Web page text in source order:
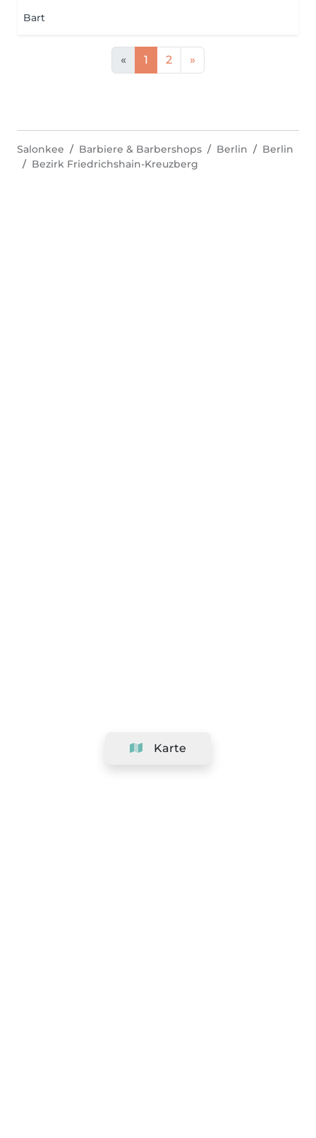
Bart
« 1 2 »
Karte
Salonkee Barbiere & Barbershops Berlin
Berlin
Bezirk Friedrichshain-Kreuzberg